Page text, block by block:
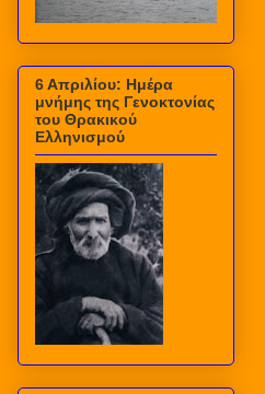
6 Απριλίου: Ημέρα
μνήμης της Γενοκτονίας
του Θρακικού
Ελληνισμού